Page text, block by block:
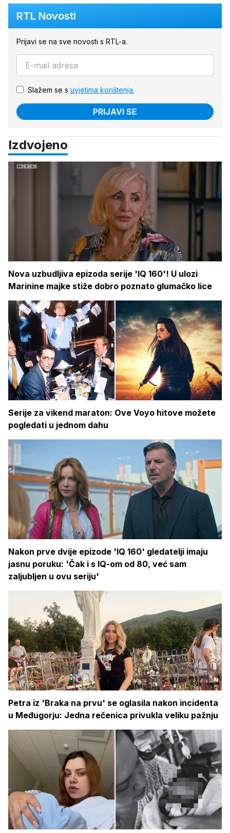
RTL Novosti
Prijavi se na sve novosti s RTL-a.
Slažem se s uvjetima korištenja.
PRIJAVI SE
Izdvojeno
Nova uzbudljiva epizoda serije 'IQ 160'! U ulozi
Marinine majke stiže dobro poznato glumačko lice
Serije za vikend maraton: Ove Voyo hitove možete
pogledati u jednom dahu
Nakon prve dvije epizode 'IQ 160' gledatelji imaju
jasnu poruku: 'Čak i s IQ-om od 80, već sam
zaljubljen u ovu seriju'
Petra iz 'Braka na prvu' se oglasila nakon incidenta
u Međugorju: Jedna rečenica privukla veliku pažnju